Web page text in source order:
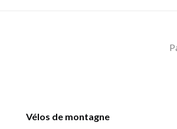
Vélos de montagne